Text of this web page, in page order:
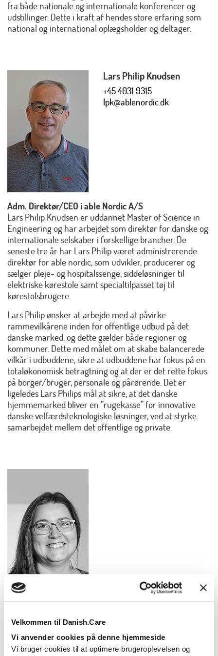
Velkommen til Danish.Care
Vi anvender cookies på denne hjemmeside
Vi bruger cookies til at optimere brugeroplevelsen og
fra både nationale og internationale konferencer og
udstillinger. Dette i kraft af hendes store erfaring som
national og international oplægsholder og deltager.
Lars Philip Knudsen
+45 4031 9315
lpk@ablenordic.dk
Adm. Direktør/CEO i able Nordic A/S
Lars Philip Knudsen er uddannet Master of Science in
Engineering og har arbejdet som direktør for danske og
internationale selskaber i forskellige brancher. De
seneste tre år har Lars Philip været administrerende
direktør for able nordic, som udvikler, producerer og
sælger pleje- og hospitalssenge, siddeløsninger til
elektriske kørestole samt specialtilpasset tøj til
kørestolsbrugere.
Lars Philip ønsker at arbejde med at påvirke
rammevilkårene inden for offentlige udbud på det
danske marked, og dette gælder både regioner og
kommuner. Dette med målet om at skabe balancerede
vilkår i udbuddene, sikre at udbuddene har fokus på en
totaløkonomisk betragtning og at der er det rette fokus
på borger/bruger, personale og pårørende. Det er
ligeledes Lars Philips mål at sikre, at det danske
hjemmemarked bliver en ”rugekasse” for innovative
danske velfærdsteknologiske løsninger, ved at styrke
samarbejdet mellem det offentlige og private.
Pia Beck
pia.beck@directhealthcaregroup.com
Educational Manager
Pia er uddannet ergoterapeut og har udover en Diplom i